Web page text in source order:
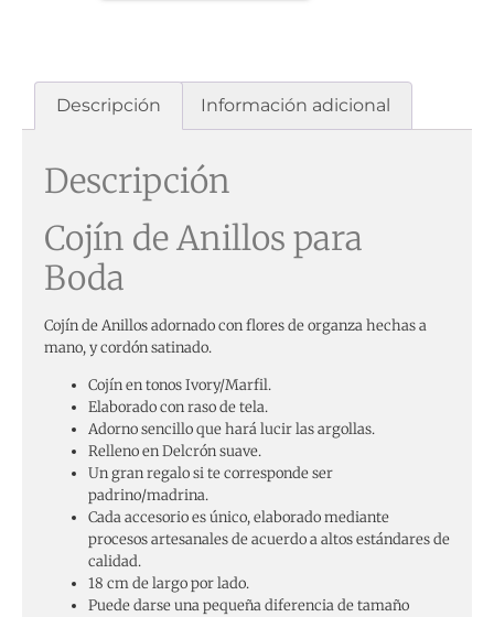
Descripción Información adicional
Descripción
Cojín de Anillos para
Boda
Cojín de Anillos adornado con flores de organza hechas a
mano, y cordón satinado.
Cojín en tonos Ivory/Marfil.
Elaborado con raso de tela.
Adorno sencillo que hará lucir las argollas.
Relleno en Delcrón suave.
Un gran regalo si te corresponde ser
padrino/madrina.
Cada accesorio es único, elaborado mediante
procesos artesanales de acuerdo a altos estándares de
calidad.
18 cm de largo por lado.
Puede darse una pequeña diferencia de tamaño